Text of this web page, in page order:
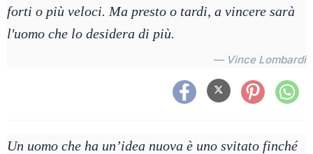
forti o più veloci. Ma presto o tardi, a vincere sarà
l'uomo che lo desidera di più.
— Vince Lombardi
Un uomo che ha un’idea nuova è uno svitato finché